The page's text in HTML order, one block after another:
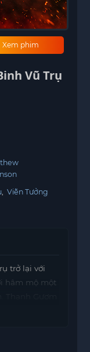
Xem phim
Vũ Trụ
Viễn Tưởng
trở lại với
hâm mộ một
do Nicholas
bạo của